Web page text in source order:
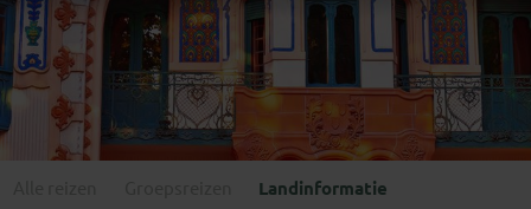
Landinformatie